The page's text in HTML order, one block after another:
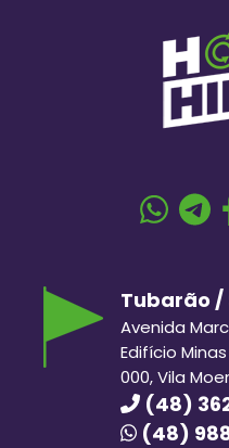
Tubarão /
Avenida
Edifício
000, Vila
(48)
(48)